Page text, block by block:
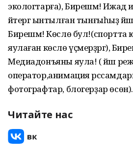
экологтарға), Бирешмә! Ижад ит!
әйтергә ынтылған тынғыһыҙ
Бирешмә! Көслө
яулаған көслө үҫмерҙәргә),
Медиадонъяны яула! ( йәш
оператор,анимация
фотографтар, блогерҙар өсөн).
Читайте нас